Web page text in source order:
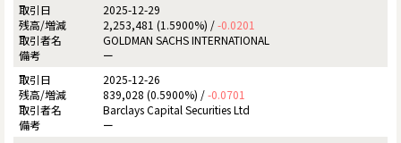
2025-12-29
2,253,481 (1.5900%) /-0.0201
GOLDMAN SACHS INTERNATIONAL
ー
2025-12-26
839,028 (0.5900%) /-0.0701
Barclays Capital Securities Ltd
ー